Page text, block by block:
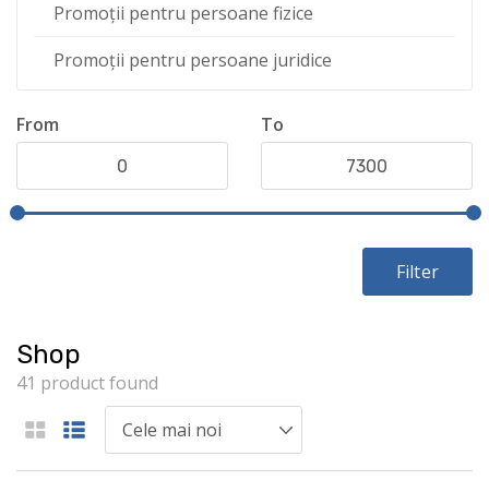
Promoții pentru persoane fizice
Promoții pentru persoane juridice
From To
Filter
Shop
41 product found